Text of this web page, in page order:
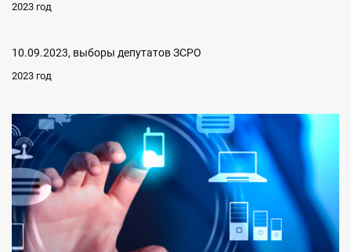
2023 год
10.09.2023, выборы депутатов ЗСРО
2023 год